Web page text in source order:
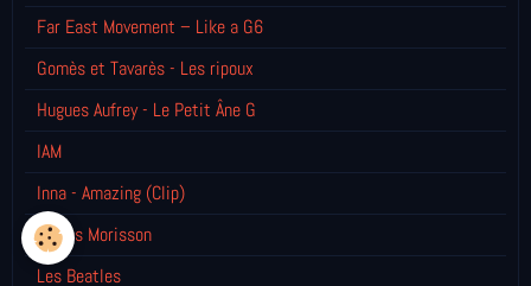
Far East Movement – Like a G6
Gomès et Tavarès - Les ripoux
Hugues Aufrey - Le Petit Âne G
IAM
Inna - Amazing (Clip)
James Morisson
Les Beatles